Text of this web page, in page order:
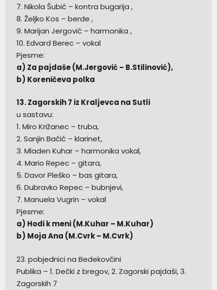
7. Nikola Šubić – kontra bugarija ,
8. Željko Kos – berde ,
9. Marijan Jergović – harmonika ,
10. Edvard Berec – vokal
Pjesme:
a) Za pajdaše (M.Jergović – B.Stilinović),
b) Koreničeva polka
13. Zagorskih 7 iz Kraljevca na Sutli
u sastavu:
1. Miro Križanec – truba,
2. Sanjin Bačić – klarinet,
3. Mladen Kuhar – harmonika vokal,
4. Mario Repec – gitara,
5. Davor Pleško – bas gitara,
6. Dubravko Repec – bubnjevi,
7. Manuela Vugrin – vokal
Pjesme:
a) Hodi k meni (M.Kuhar – M.Kuhar)
b) Moja Ana (M.Cvrk – M.Cvrk)
23. pobjednici na Bedekovčini
Publika – 1. Dečki z bregov, 2. Zagorski pajdaši, 3.
Zagorskih 7